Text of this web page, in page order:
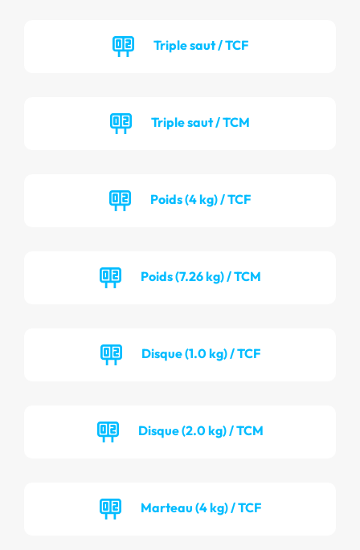
Triple saut / TCF
Triple saut / TCM
Poids (4 kg) / TCF
Poids (7.26 kg) / TCM
Disque (1.0 kg) / TCF
Disque (2.0 kg) / TCM
Marteau (4 kg) / TCF